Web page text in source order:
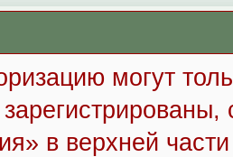
могут
в верхней